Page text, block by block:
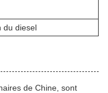
du diesel
de Chine, sont